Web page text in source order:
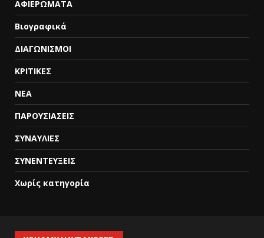
ΑΦΙΕΡΩΜΑΤΑ
Βιογραφικά
ΔΙΑΓΩΝΙΣΜΟΙ
ΚΡΙΤΙΚΕΣ
ΝΕΑ
ΠΑΡΟΥΣΙΑΣΕΙΣ
ΣΥΝΑΥΛΙΕΣ
ΣΥΝΕΝΤΕΥΞΕΙΣ
Χωρίς κατηγορία